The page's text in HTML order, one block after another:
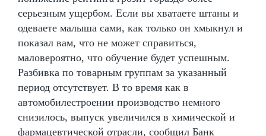
серьезным ущербом. Если вы хватаете штаны и
одеваете малыша сами, как только он хмыкнул и
показал вам, что не может справиться,
маловероятно, что обучение будет успешным.
Разбивка по товарным группам за указанный
период отсутствует. В то время как в
автомобилестроении производство немного
снизилось, выпуск увеличился в химической и
фармацевтической отрасли, сообщил Банк